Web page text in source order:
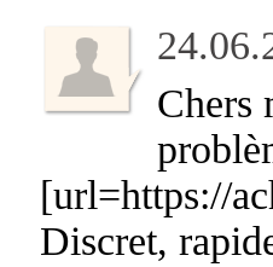
Chers
[url=https://
Discret,